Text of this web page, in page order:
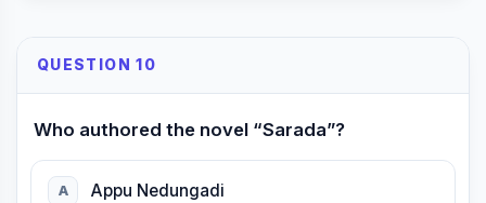
QUESTION 10
Who authored the novel “Sarada”?
A Appu Nedungadi